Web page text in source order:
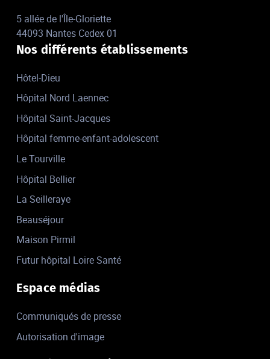
5 allée de l'Île-Gloriette
44093 Nantes Cedex 01
Nos différents établissements
Hôtel-Dieu
Hôpital Nord Laennec
Hôpital Saint-Jacques
Hôpital femme-enfant-adolescent
Le Tourville
Hôpital Bellier
La Seilleraye
Beauséjour
Maison Pirmil
Futur hôpital Loire Santé
Espace médias
Communiqués de presse
Autorisation d'image